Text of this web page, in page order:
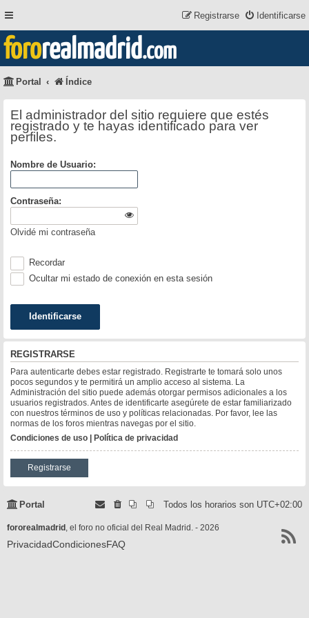
Identificarse
Registrarse
fororealmadrid.com
Portal Índice
El administrador del sitio requiere que estés
registrado y te hayas identificado para ver
perfiles.
Nombre de Usuario:
Contraseña:
Olvidé mi contraseña
Recordar
Ocultar mi estado de conexión en esta sesión
REGISTRARSE
Para autenticarte debes estar registrado. Registrarte te tomará solo unos
pocos segundos y te permitirá un amplio acceso al sistema. La
Administración del sitio puede además otorgar permisos adicionales a los
usuarios registrados. Antes de identificarte asegúrete de estar familiarizado
con nuestros términos de uso y políticas relacionadas. Por favor, lee las
normas de los foros mientras navegas por el sitio.
Condiciones de uso | Política de privacidad
Registrarse
Portal Todos los horarios son UTC+02:00
fororealmadrid , el foro no oficial del Real Madrid. - 2026
PrivacidadCondicionesFAQ